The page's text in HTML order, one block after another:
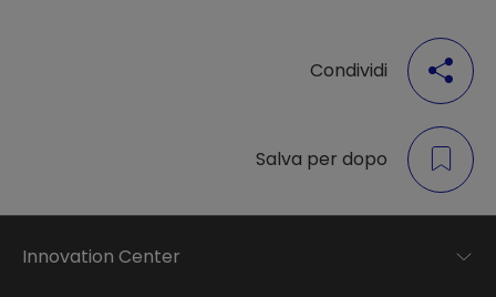
Condividi
Salva per dopo
Innovation Center